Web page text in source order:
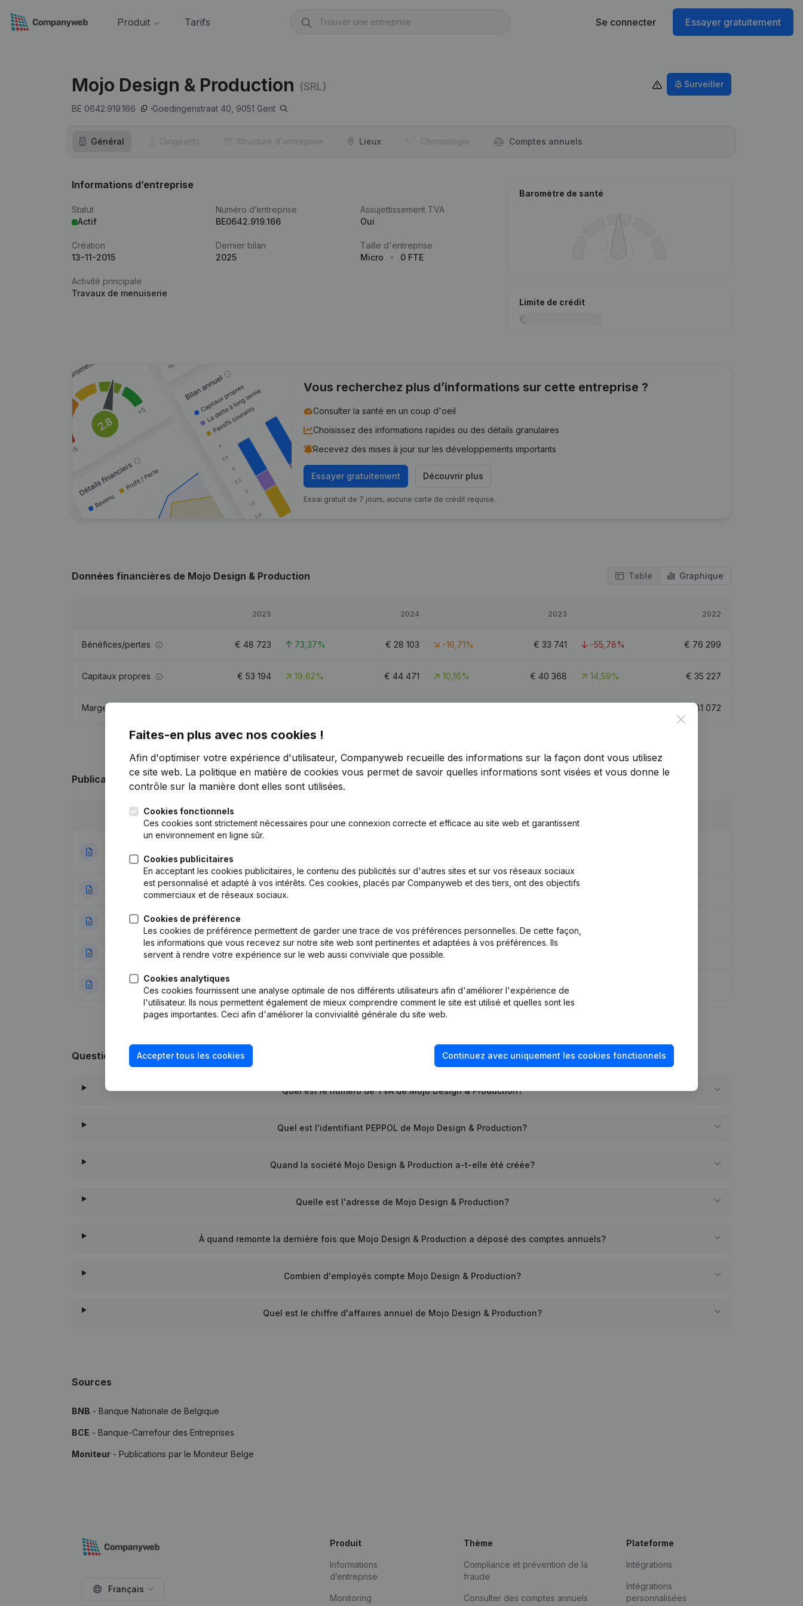
Produit Tarifs Se connecter Essayer gratuitement
Mojo Design & Production (SRL)
BE 0642.919.166 Goedingenstraat 40, 9051 Gent
Surveiller
Général Dirigeants Structure d'entreprise Lieux Chronologie Comptes annuels
Informations d’entreprise
Statut
Actif
Numéro d’entreprise
BE0642.919.166
Assujettissement TVA
Oui
Création
13-11-2015
Dernier bilan
2025
Taille d'entreprise
Micro
0 FTE
Activité principale
Travaux de menuiserie
Baromètre de santé
Limite de crédit
Vous recherchez plus d’informations sur cette entreprise ?
Consulter la santé en un coup d'oeil
Choisissez des informations rapides ou des détails granulaires
Recevez des mises à jour sur les développements importants
Essayer gratuitement Découvrir plus
Essai gratuit de 7 jours, aucune carte de crédit requise.
Données financières de Mojo Design & Production Table Graphique
2025 2024 2023 2022
Bénéfices/pertes € 48 723 73,37% € 28 103 -16,71% € 33 741 -55,78% € 76 299
Capitaux propres € 53 194 19,62% € 44 471 10,16% € 40 368 14,59% € 35 227
Marge brute 81 072
Publicationsde Mojo Design & Production
Publication
Divers - But - Demissions - Nominations - Assemblée générale - Année comptable
08-02-2017 Siège Social (NL)
29-07-2016 Demissions - Nominations
10-12-2015 Divers
18-11-2015 Rubrique Constitution (Nouvelle Personne Morale, Ouverture Succursale, etc...)
Questions fréquemment posées
Quel est le numéro de TVA de Mojo Design & Production?
Quel est l'identifiant PEPPOL de Mojo Design & Production?
Quand la société Mojo Design & Production a-t-elle été créée?
Quelle est l'adresse de Mojo Design & Production?
À quand remonte la dernière fois que Mojo Design & Production a déposé des comptes annuels?
Combien d'employés compte Mojo Design & Production?
Quel est le chiffre d'affaires annuel de Mojo Design & Production?
Sources
BNB - Banque Nationale de Belgique
BCE - Banque-Carrefour des Entreprises
Moniteur - Publications par le Moniteur Belge
Close
Faites-en plus avec nos cookies !
Afin d'optimiser votre expérience d'utilisateur, Companyweb recueille des informations sur la façon dont vous utilisez
ce site web. La politique en matière de cookies vous permet de savoir quelles informations sont visées et vous donne le
contrôle sur la manière dont elles sont utilisées.
Cookies fonctionnels
Ces cookies sont strictement nécessaires pour une connexion correcte et efficace au site web et garantissent
un environnement en ligne sûr.
Cookies publicitaires
En acceptant les cookies publicitaires, le contenu des publicités sur d'autres sites et sur vos réseaux sociaux
est personnalisé et adapté à vos intérêts. Ces cookies, placés par Companyweb et des tiers, ont des objectifs
commerciaux et de réseaux sociaux.
Cookies de préférence
Les cookies de préférence permettent de garder une trace de vos préférences personnelles. De cette façon,
les informations que vous recevez sur notre site web sont pertinentes et adaptées à vos préférences. Ils
servent à rendre votre expérience sur le web aussi conviviale que possible.
Cookies analytiques
Ces cookies fournissent une analyse optimale de nos différents utilisateurs afin d'améliorer l'expérience de
l'utilisateur. Ils nous permettent également de mieux comprendre comment le site est utilisé et quelles sont les
pages importantes. Ceci afin d'améliorer la convivialité générale du site web.
Accepter tous les cookies Continuez avec uniquement les cookies fonctionnels
Français
Produit
Informations
d’entreprise
Monitoring
Thème
Compliance et prévention de la
fraude
Consulter des comptes annuels
Plateforme
Intégrations
Intégrations
personnalisées